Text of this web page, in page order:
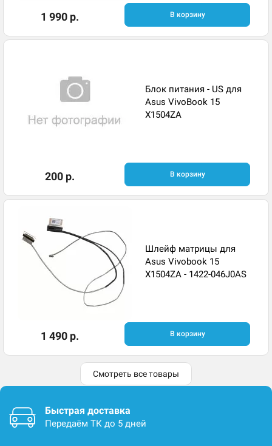
1 990 р. В корзину
Блок питания - US для
Asus VivoBook 15
X1504ZA
200 р. В корзину
Шлейф матрицы для
Asus Vivobook 15
X1504ZA - 1422-046J0AS
1 490 р. В корзину
Смотреть все товары
Быстрая доставка
Передаём ТК до 5 дней